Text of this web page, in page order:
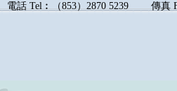
電話 Tel︰（853）2870 5239傳真